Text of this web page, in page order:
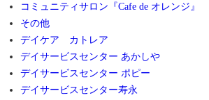
コミュニティサロン『Cafe de オレンジ』
その他
デイケア カトレア
デイサービスセンター あかしや
デイサービスセンター ポピー
デイサービスセンター寿永